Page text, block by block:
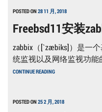
监
TOMCAT
POSTED ON 28 11 月, 2018
Freebsd11安装
zabbix（[`zæbiks]）是一
统监视以及网络监视功
CONTINUE READINGFREEBSD11
安
记
POSTED ON 25 2 月, 2018